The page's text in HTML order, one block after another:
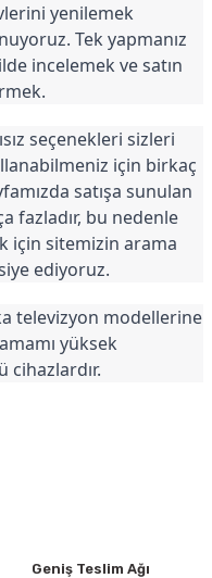
yenilemek
Tek yapmanız
incelemek ve satın
seçenekleri sizleri
için birkaç
satışa sunulan
fazladır, bu nedenle
için sitemizin arama
ediyoruz.
televizyon modellerine
yüksek
Geniş Teslim Ağı